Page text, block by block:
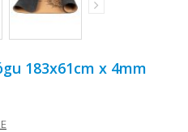
183x61cm x 4mm